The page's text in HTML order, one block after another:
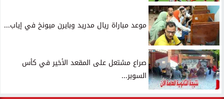
موعد مباراة ريال مدريد وبايرن ميونخ في إياب...
صراع مشتعل على المقعد الأخير في كأس
السوبر...